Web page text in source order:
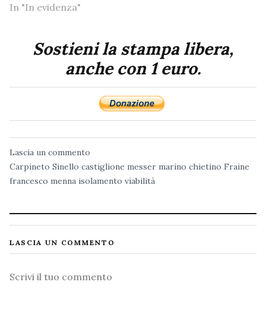
In "In evidenza"
Sostieni la stampa libera,
anche con 1 euro.
Lascia un commento
Carpineto Sinello castiglione messer marino chietino Fraine
francesco menna isolamento viabilità
LASCIA UN COMMENTO
Commento